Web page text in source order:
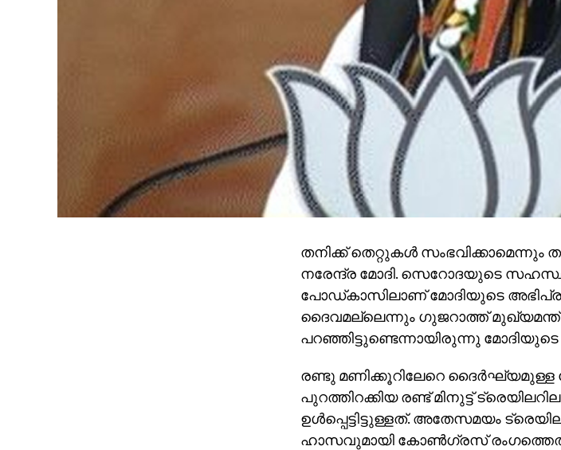
തനിക്ക് തെറ്റുകള്‍
നരേന്ദ്ര മോദി. സെറോദയുടെ
പോഡ്കാസിലാണ് മോദിയുടെ
ദൈവമല്ലെന്നും ഗുജറാത്ത്
പറഞ്ഞിട്ടുണ്ടെന്നായിരുന്നു മോദിയുടെ
രണ്ടു മണിക്കൂറിലേറെ ദൈര്‍ഘ്യമുള്ള
പുറത്തിറക്കിയ രണ്ട് മിനുട്ട്
ഉള്‍പ്പെട്ടിട്ടുള്ളത്. അതേസമയം
ഹാസവുമായി കോണ്‍ഗ്രസ്